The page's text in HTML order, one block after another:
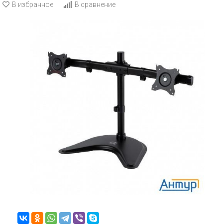
В избранное
В сравнение